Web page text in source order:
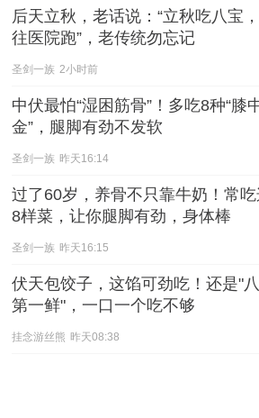
后天立秋，老话说：“立秋吃八宝
往医院跑”，老传统勿忘记
圣剑一族 2小时前
中伏最怕“湿困筋骨”！多吃8种“膝
金”，腿脚有劲不发软
圣剑一族 昨天16:14
过了60岁，养骨不只靠牛奶！常
8样菜，让你腿脚有劲，身体棒
圣剑一族 昨天16:15
伏天包饺子，这馅可劲吃！还是"
第一鲜"，一口一个吃不够
挂念游丝熊 昨天08:38